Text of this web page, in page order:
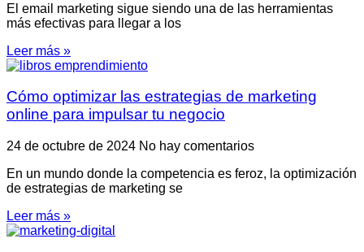
El email marketing sigue siendo una de las herramientas
más efectivas para llegar a los
Leer más »
Cómo optimizar las estrategias de marketing
online para impulsar tu negocio
24 de octubre de 2024 No hay comentarios
En un mundo donde la competencia es feroz, la optimización
de estrategias de marketing se
Leer más »